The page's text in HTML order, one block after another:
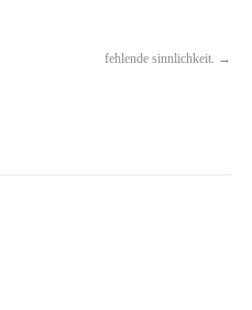
fehlende sinnlichkeit. →